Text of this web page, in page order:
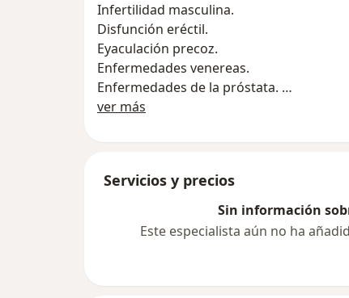
Infertilidad masculina.
Disfunción eréctil.
Eyaculación precoz.
Enfermedades venereas.
Enfermedades de la próstata.
Cálculos urinarios.
Cauterización de verrugas en genitales.
ver más
Servicios y precios
Sin información
Este especialista aún no ha